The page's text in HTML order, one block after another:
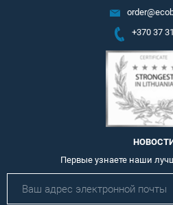
+370 37
Первые узнаете наши